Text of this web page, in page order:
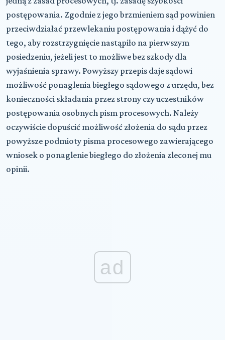
postępowania. Zgodnie z jego brzmieniem sąd powinien
przeciwdziałać przewlekaniu postępowania i dążyć do
tego, aby rozstrzygnięcie nastąpiło na pierwszym
posiedzeniu, jeżeli jest to możliwe bez szkody dla
wyjaśnienia sprawy. Powyższy przepis daje sądowi
możliwość ponaglenia biegłego sądowego z urzędu, bez
konieczności składania przez strony czy uczestników
postępowania osobnych pism procesowych. Należy
oczywiście dopuścić możliwość złożenia do sądu przez
powyższe podmioty pisma procesowego zawierającego
wniosek o ponaglenie biegłego do złożenia zleconej mu
opinii.
ad